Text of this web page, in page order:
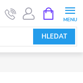
HLEDAT
NÁKUPNÍ
KOŠÍK